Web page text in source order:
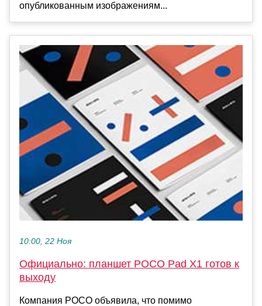
опубликованным изображениям...
10:00, 22 Ноя
Официально: планшет POCO Pad X1 готов к
выходу
Компания POCO объявила, что помимо